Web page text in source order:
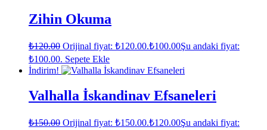
Zihin Okuma
₺120.00 Orijinal fiyat: ₺120.00.₺100.00Şu andaki fiyat:
₺100.00. Sepete Ekle
İndirim!
Valhalla İskandinav Efsaneleri
₺150.00 Orijinal fiyat: ₺150.00.₺120.00Şu andaki fiyat: